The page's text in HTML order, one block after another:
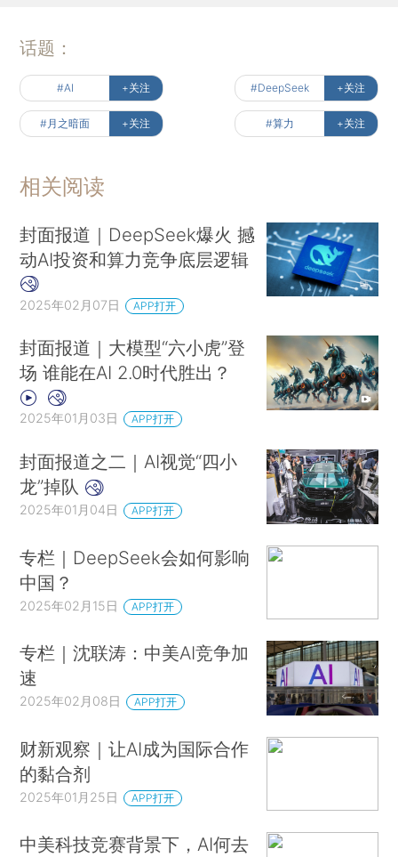
话题：
#AI +关注 #DeepSeek +关注
#月之暗面 +关注 #算力 +关注
相关阅读
封面报道｜DeepSeek爆火 撼
动AI投资和算力竞争底层逻辑
2025年02月07日 APP打开
封面报道｜大模型“六小虎”登
场 谁能在AI 2.0时代胜出？
2025年01月03日 APP打开
封面报道之二｜AI视觉“四小
龙”掉队
2025年01月04日 APP打开
专栏｜DeepSeek会如何影响
中国？
2025年02月15日 APP打开
专栏｜沈联涛：中美AI竞争加
速
2025年02月08日 APP打开
财新观察｜让AI成为国际合作
的黏合剂
2025年01月25日 APP打开
中美科技竞赛背景下，AI何去